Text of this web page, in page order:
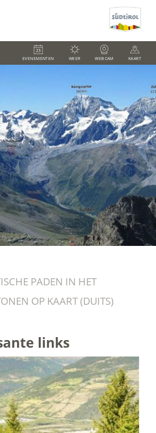
EVENEMENTEN WEER WEBCAM KAART
PADEN IN HET
OP KAART (DUITS)
links